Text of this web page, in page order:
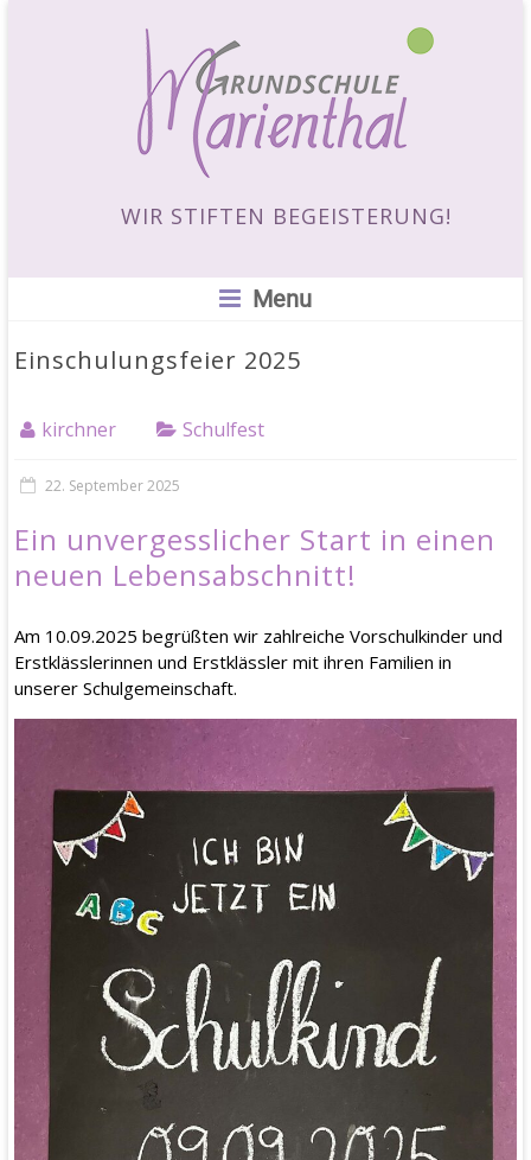
WIR STIFTEN BEGEISTERUNG!
Menu
Einschulungsfeier 2025
kirchner Schulfest
22. September 2025
Ein unvergesslicher Start in einen
neuen Lebensabschnitt!
Am 10.09.2025 begrüßten wir zahlreiche Vorschulkinder und
Erstklässlerinnen und Erstklässler mit ihren Familien in
unserer Schulgemeinschaft.